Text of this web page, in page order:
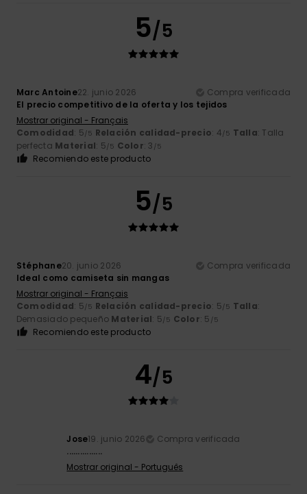
5/5
Marc Antoine22. junio 2026
Compra verificada
El precio competitivo de la oferta y los tejidos
Mostrar original - Français
Comodidad: 5/5 Relación calidad-precio: 4/5 Talla: Talla
perfecta Material: 5/5 Color: 3 /5
Recomiendo este producto
5/5
Stéphane20. junio 2026
Compra verificada
Ideal como camiseta sin mangas
Mostrar original - Français
Comodidad: 5/5 Relación calidad-precio: 5/5 Talla:
Demasiado pequeño Material: 5/5 Color: 5 /5
Recomiendo este producto
4/5
Jose19. junio 2026
Compra verificada
................
Mostrar original - Português